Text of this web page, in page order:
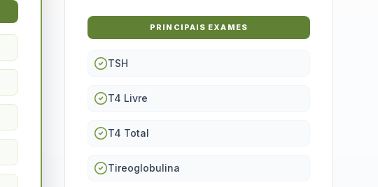
PRINCIPAIS EXAMES
TSH
T4 Livre
T4 Total
Tireoglobulina